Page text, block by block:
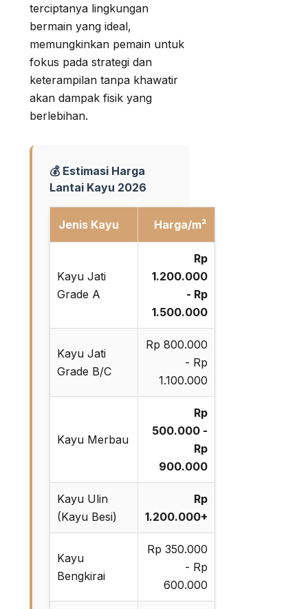
terciptanya lingkungan
bermain yang ideal,
memungkinkan pemain untuk
fokus pada strategi dan
keterampilan tanpa khawatir
akan dampak fisik yang
berlebihan.
💰 Estimasi Harga
Lantai Kayu 2026
Jenis Kayu Harga/m²
Kayu Jati
Grade A
Rp
1.200.000
- Rp
1.500.000
Kayu Jati
Grade B/C
Rp 800.000
- Rp
1.100.000
Kayu Merbau
Rp
500.000 -
Rp
900.000
Kayu Ulin
(Kayu Besi)
Rp
1.200.000+
Kayu
Bengkirai
Rp 350.000
- Rp
600.000